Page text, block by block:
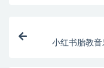
小红书胎教音